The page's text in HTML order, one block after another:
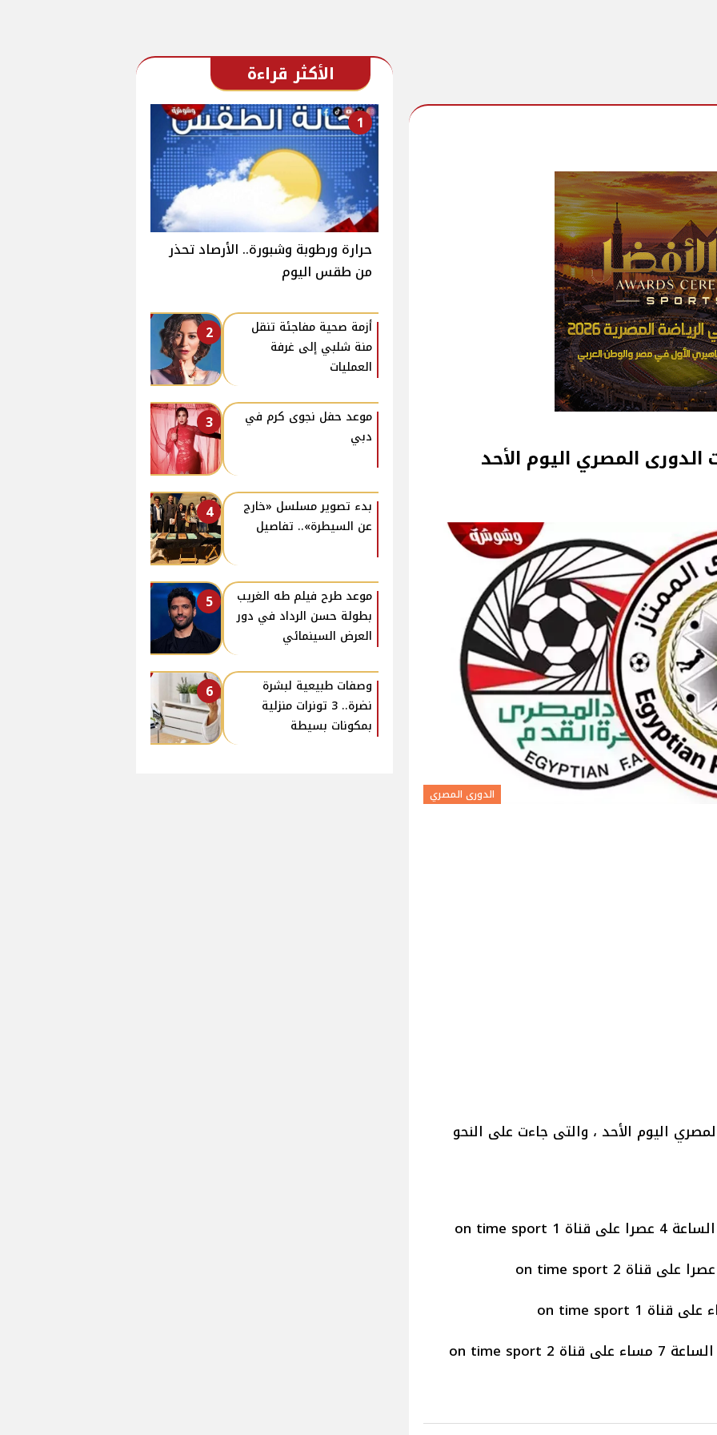
المصري اليوم الأحد
الدورى المصري
اليوم الأحد ، والتى جاءت على النحو
الأكثر قراءة
1
حرارة ورطوبة وشبورة.. الأرصاد تحذر
من طقس اليوم
2
أزمة صحية مفاجئة تنقل
منة شلبي إلى غرفة
العمليات
3
موعد حفل نجوى كرم في
دبي
4
بدء تصوير مسلسل «خارج
عن السيطرة».. تفاصيل
5
موعد طرح فيلم طه الغريب
بطولة حسن الرداد في دور
العرض السينمائي
6
وصفات طبيعية لبشرة
نضرة.. 3 تونرات منزلية
بمكونات بسيطة